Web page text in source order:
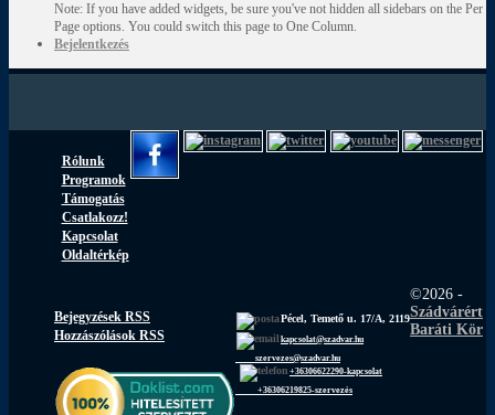
Note: If you have added widgets, be sure you've not hidden all sidebars on the Per
Page options. You could switch this page to One Column.
Bejelentkezés
Rólunk
Programok
Támogatás
Csatlakozz!
Kapcsolat
Oldaltérkép
Bejegyzések RSS
Hozzászólások RSS
Pécel, Temető u. 17/A, 2119
kapcsolat@szadvar.hu
szervezes@szadvar.hu
+36306622290-kapcsolat
+36306219825-szervezés
©2026 -
Szádvárért
Baráti Kör